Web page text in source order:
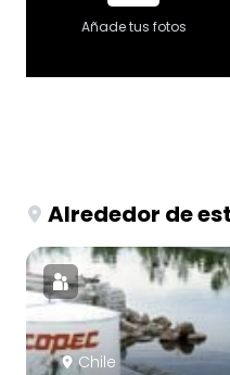
Añade tus fotos
Alrededor de
Chile